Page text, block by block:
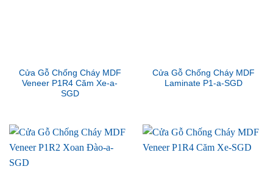
Cửa Gỗ Chống Cháy MDF
Veneer P1R4 Căm Xe-a-
SGD
Cửa Gỗ Chống Cháy MDF
Laminate P1-a-SGD